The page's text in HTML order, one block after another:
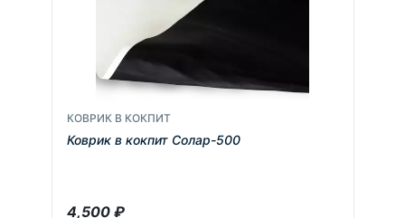
КОВРИК В КОКПИТ
Коврик в кокпит Солар-500
4,500₽